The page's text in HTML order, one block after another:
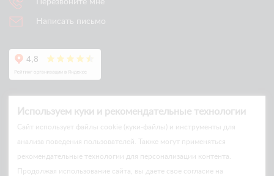
© Arlift 2026
Перезвоните мне
Написать письмо
Используем куки и рекомендательные технологии
Cайт использует файлы cookie (куки-файлы) и инструменты для
анализа поведения пользователей. Также могут применяться
рекомендательные технологии для персонализации контента.
Продолжая использование сайта, вы даете свое согласие на